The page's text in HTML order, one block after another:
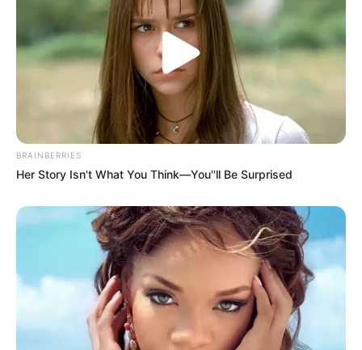
BRAINBERRIES
Her Story Isn't What You Think—You''ll Be Surprised